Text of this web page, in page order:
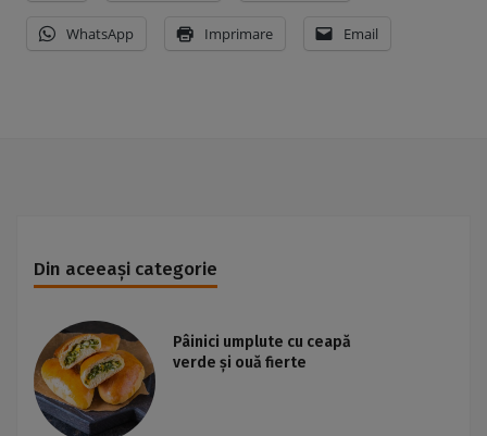
WhatsApp Imprimare Email
Din aceeași categorie
Pâinici umplute cu ceapă
verde și ouă fierte